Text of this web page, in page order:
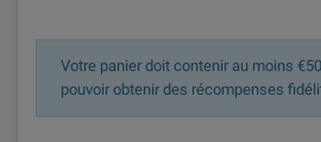
Votre panier doit contenir au moins
pouvoir obtenir des récompenses